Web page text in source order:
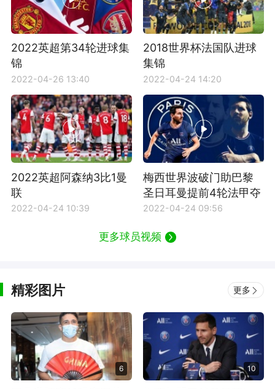
2022英超第34轮进球集
锦
2022-04-26 13:40
2018世界杯法国队进球
集锦
2022-04-24 14:20
2022英超阿森纳3比1曼
联
2022-04-24 10:39
梅西世界波破门助巴黎
圣日耳曼提前4轮法甲夺
冠
2022-04-24 09:56
更多球员视频
精彩图片 更多
6 10